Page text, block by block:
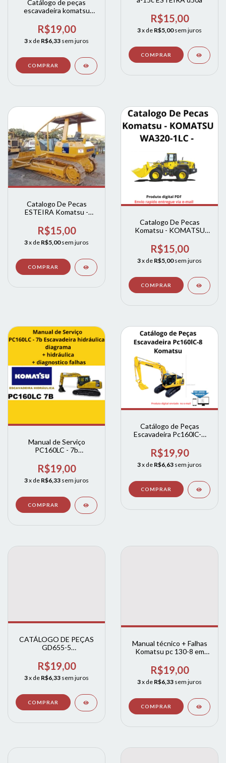
Catálogo de peças
escavadeira komatsu
S/N PARTS
R$19,00
3x de R$6,33 sem juros
R$15,00
3x de R$5,00 sem juros
Catalogo De Pecas
ESTEIRA Komatsu -
ESTEIRA
R$15,00
3x de R$5,00 sem juros
Catalogo De Pecas
Komatsu - KOMATSU
completo
R$15,00
3x de R$5,00 sem juros
Manual de Serviço
PC160LC - 7b
diagrama e hidráulica e
diagnostico falhas
R$19,00
3x de R$6,33 sem juros
Catálogo de Peças
Escavadeira Pc160lC-8
R$19,90
3x de R$6,63 sem juros
CATÁLOGO DE PEÇAS
GD655-5
KOMATSU
R$19,00
3x de R$6,33 sem juros
Manual técnico + Falhas
Komatsu pc 130-8 em
R$19,00
3x de R$6,33 sem juros